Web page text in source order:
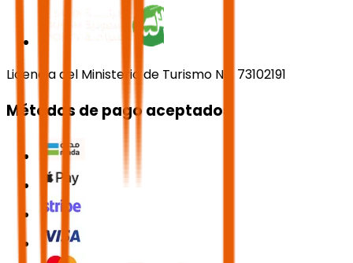
Licencia del Ministerio de Turismo No. 73102191
Métodos de pago aceptados